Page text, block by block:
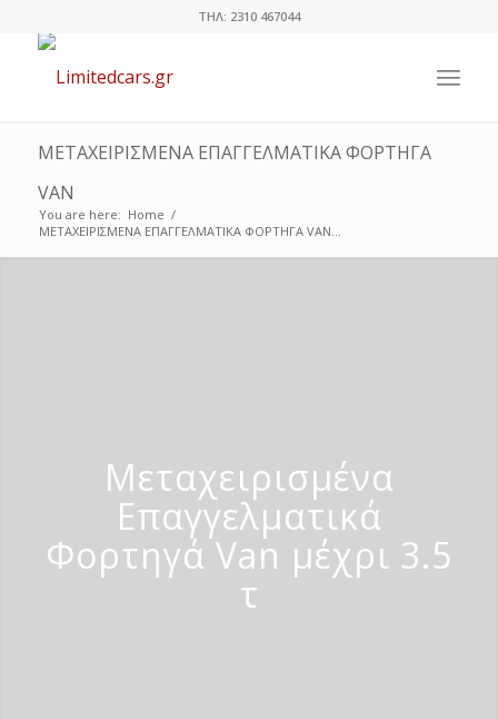
ΤΗΛ: 2310 467044
ΜΕΤΑΧΕΙΡΙΣΜΕΝΑ ΕΠΑΓΓΕΛΜΑΤΙΚΑ ΦΟΡΤΗΓΑ
VAN
You are here: Home /
ΜΕΤΑΧΕΙΡΙΣΜΕΝΑ ΕΠΑΓΓΕΛΜΑΤΙΚΑ ΦΟΡΤΗΓΑ VAN...
Μεταχειρισμένα
Επαγγελματικά
Φορτηγά Van μέχρι 3.5
τ